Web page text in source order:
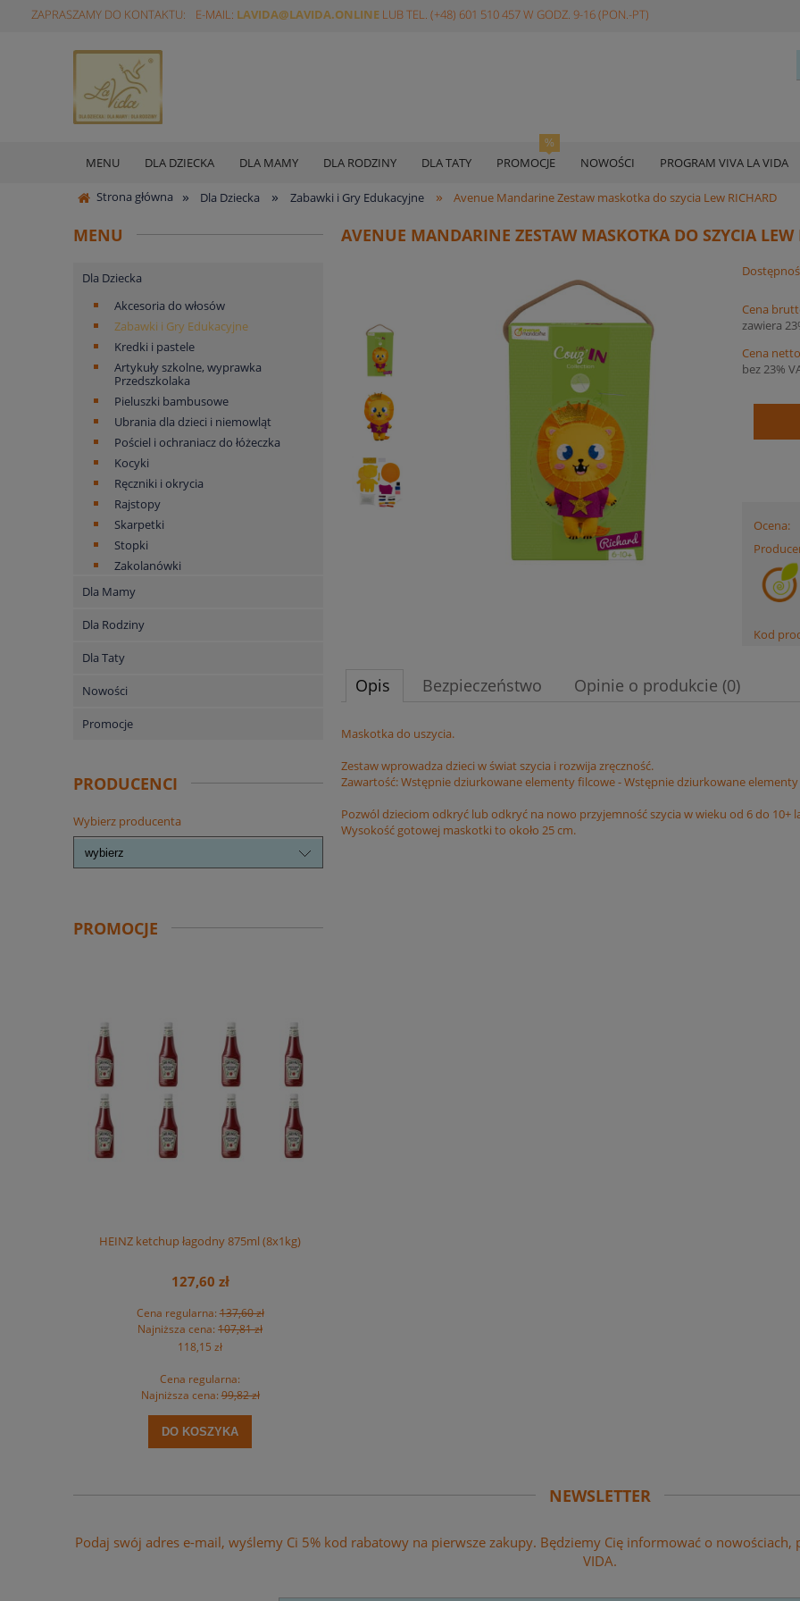
ZAPRASZAMY DO KONTAKTU: E-MAIL: LAVIDA@LAVIDA.ONLINE LUB TEL. (+48) 601 510 457 W GODZ. 9-16 (PON.-PT)
MENU DLA DZIECKA DLA MAMY DLA RODZINY DLA TATY PROMOCJE NOWOŚCI PROGRAM VIVA LA VIDA
Strona główna » Dla Dziecka » Zabawki i Gry Edukacyjne » Avenue Mandarine Zestaw maskotka do szycia Lew RICHARD
MENU
Dla Dziecka
Akcesoria do włosów
Zabawki i Gry Edukacyjne
Kredki i pastele
Artykuły szkolne, wyprawka
Przedszkolaka
Pieluszki bambusowe
Ubrania dla dzieci i niemowląt
Pościel i ochraniacz do łóżeczka
Kocyki
Ręczniki i okrycia
Rajstopy
Skarpetki
Stopki
Zakolanówki
Dla Mamy
Dla Rodziny
Dla Taty
Nowości
Promocje
PRODUCENCI
Wybierz producenta
PROMOCJE
HEINZ ketchup łagodny 875ml (8x1kg)
127,60 zł
Cena regularna:137,60 zł
Najniższa cena: 107,81 zł
118,15 zł
Cena regularna:
Najniższa cena:99,82 zł
DO KOSZYKA
AVENUE MANDARINE ZESTAW MASKOTKA DO SZYCIA LEW
Cena
zawiera
Cena
bez 23%
Ocena:
Kod
Opis Bezpieczeństwo Opinie o produkcie (0)
Maskotka do uszycia.
Zestaw wprowadza dzieci w świat szycia i rozwija zręczność.
Zawartość: Wstępnie dziurkowane elementy filcowe - Wstępnie dziurkowane elementy
Pozwól dzieciom odkryć lub odkryć na nowo przyjemność szycia w wieku od 6 do 10+
Wysokość gotowej maskotki to około 25 cm.
NEWSLETTER
Podaj swój adres e-mail, wyślemy Ci 5% kod rabatowy na pierwsze zakupy. Będziemy Cię informować o
VIDA.